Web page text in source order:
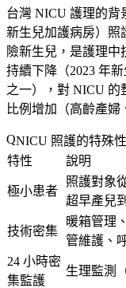
台灣 NICU 護理的背
新生兒加護病房）照
險新生兒，是護理
持續下降（2023 年
之一），對 NICU 的
比例增加（高齡產婦
NICU 照護的特殊性
特性
說明
極小患者
照護對象
超早產兒
技術密集
暖箱管理
管維護、
24 小時密
集監護
生理監測